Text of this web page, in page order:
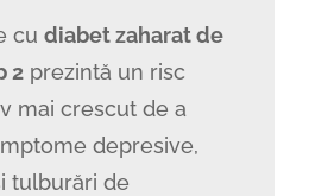
cu diabet zaharat de
2prezintă un risc
mai crescut de a
depresive,
tulburări de